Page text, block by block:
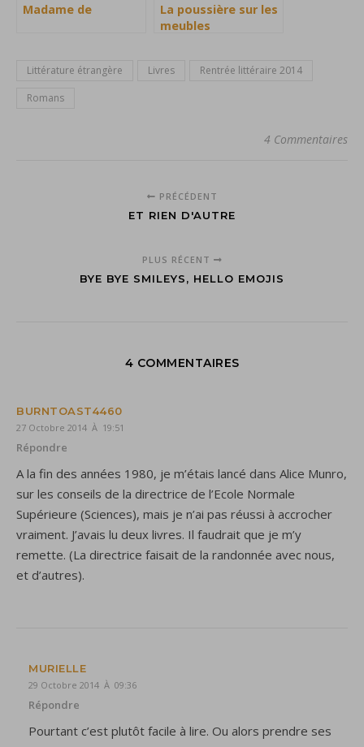
Madame de
La poussière sur les
meubles
Littérature étrangère Livres
Rentrée littéraire 2014
Romans
4 Commentaires
PRÉCÉDENT
ET RIEN D'AUTRE
PLUS RÉCENT
BYE BYE SMILEYS, HELLO EMOJIS
4 COMMENTAIRES
BURNTOAST4460
27 Octobre 2014 À 19:51
Répondre
A la fin des années 1980, je m’étais lancé dans Alice Munro,
sur les conseils de la directrice de l’Ecole Normale
Supérieure (Sciences), mais je n’ai pas réussi à accrocher
vraiment. J’avais lu deux livres. Il faudrait que je m’y
remette. (La directrice faisait de la randonnée avec nous,
et d’autres).
MURIELLE
29 Octobre 2014 À 09:36
Répondre
Pourtant c’est plutôt facile à lire. Ou alors prendre ses